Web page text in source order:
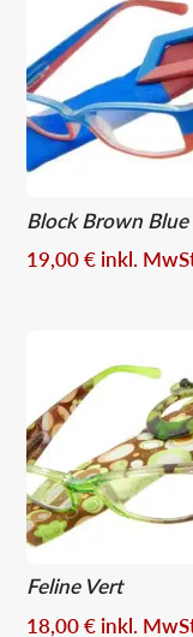
Block Brown Blue
19,00€ inkl.
Feline Vert
18,00€ inkl.